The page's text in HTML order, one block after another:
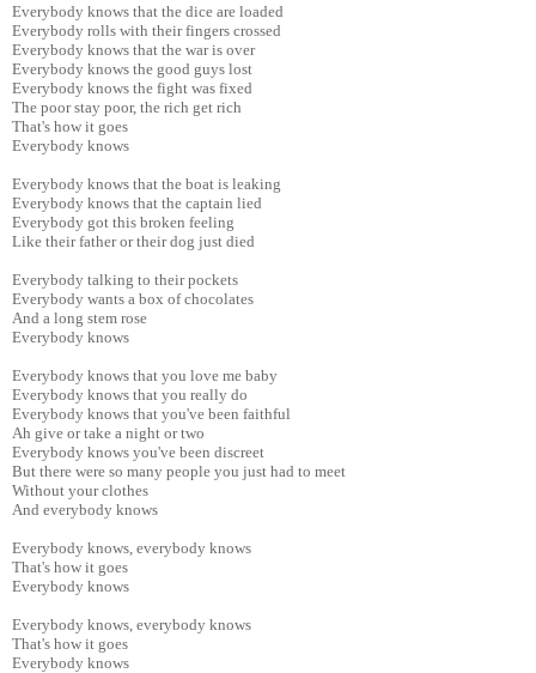
Everybody knows that the dice are loaded
Everybody rolls with their fingers crossed
Everybody knows that the war is over
Everybody knows the good guys lost
Everybody knows the fight was fixed
The poor stay poor, the rich get rich
That's how it goes
Everybody knows
Everybody knows that the boat is leaking
Everybody knows that the captain lied
Everybody got this broken feeling
Like their father or their dog just died
Everybody talking to their pockets
Everybody wants a box of chocolates
And a long stem rose
Everybody knows
Everybody knows that you love me baby
Everybody knows that you really do
Everybody knows that you've been faithful
Ah give or take a night or two
Everybody knows you've been discreet
But there were so many people you just had to meet
Without your clothes
And everybody knows
Everybody knows, everybody knows
That's how it goes
Everybody knows
Everybody knows, everybody knows
That's how it goes
Everybody knows